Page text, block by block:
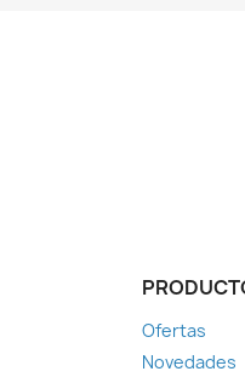
Ofertas
Novedades